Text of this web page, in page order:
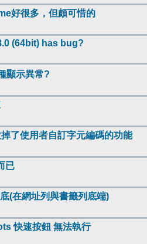
好很多，但頗可惜的
(64bit) has bug?
顯示異常?
了使用者自訂字元編碼的功能
已
(在網址列與書籤列底端)
快速按鈕 無法執行